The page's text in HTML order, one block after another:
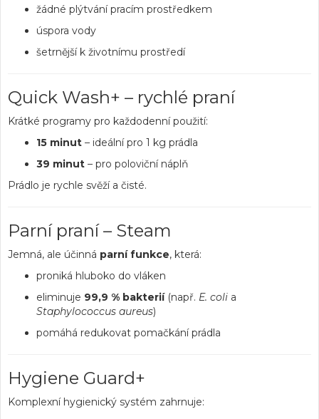
žádné plýtvání pracím prostředkem
úspora vody
šetrnější k životnímu prostředí
Quick Wash+ – rychlé praní
Krátké programy pro každodenní použití:
15 minut – ideální pro 1 kg prádla
39 minut – pro poloviční náplň
Prádlo je rychle svěží a čisté.
Parní praní – Steam
Jemná, ale účinná parní funkce, která:
proniká hluboko do vláken
eliminuje 99,9 % bakterií(např. E. coli a
Staphylococcus aureus)
pomáhá redukovat pomačkání prádla
Hygiene Guard+
Komplexní hygienický systém zahrnuje: